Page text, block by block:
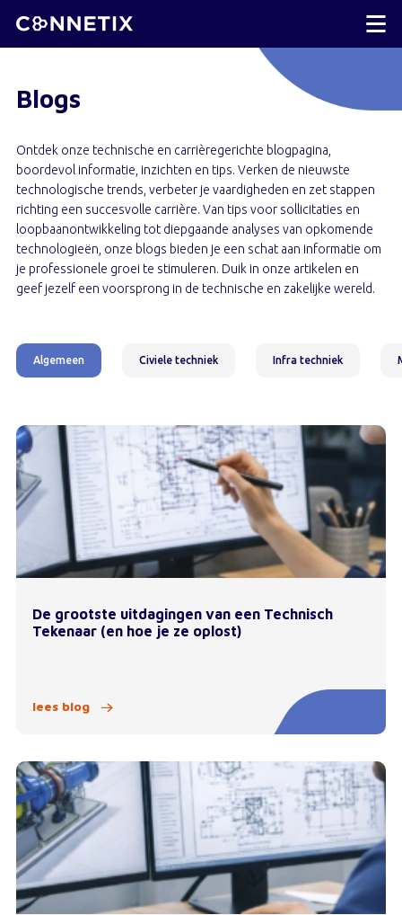
Blogs
Ontdek onze technische en carrièregerichte blogpagina,
boordevol informatie, inzichten en tips. Verken de nieuwste
technologische trends, verbeter je vaardigheden en zet stappen
richting een succesvolle carrière. Van tips voor sollicitaties en
loopbaanontwikkeling tot diepgaande analyses van opkomende
technologieën, onze blogs bieden je een schat aan informatie om
je professionele groei te stimuleren. Duik in onze artikelen en
geef jezelf een voorsprong in de technische en zakelijke wereld.
Algemeen Civiele techniek Infra techniek
De grootste uitdagingen van een Technisch
Tekenaar (en hoe je ze oplost)
lees blog